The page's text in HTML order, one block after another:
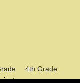
4th Grade